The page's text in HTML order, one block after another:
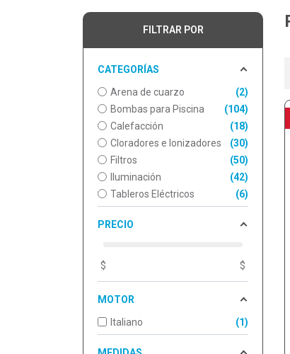
FILTRAR POR
CATEGORÍAS
Arena de cuarzo
2
Bombas para Piscina
104
Calefacción
18
Cloradores e Ionizadores
30
Filtros
50
Iluminación
42
Tableros Eléctricos
6
PRECIO
$ $
MOTOR
Italiano
1